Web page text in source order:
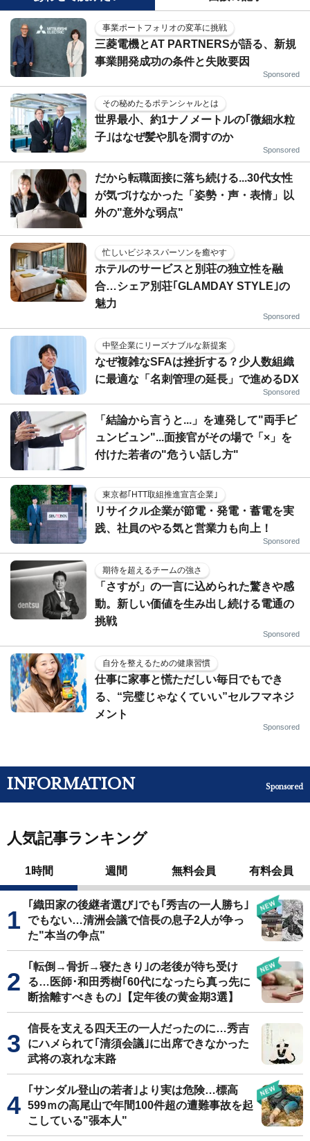
事業ポートフォリオの変革に挑戦
三菱電機とAT PARTNERSが語る、新規
事業開発成功の条件と失敗要因
Sponsored
その秘めたるポテンシャルとは
世界最小、約1ナノメートルの｢微細水粒
子｣はなぜ髪や肌を潤すのか
Sponsored
だから転職面接に落ち続ける...30代女性
が気づけなかった「姿勢・声・表情」以
外の"意外な弱点"
忙しいビジネスパーソンを癒やす
ホテルのサービスと別荘の独立性を融
合…シェア別荘｢GLAMDAY STYLE｣の
魅力
Sponsored
中堅企業にリーズナブルな新提案
なぜ複雑なSFAは挫折する？少人数組織
に最適な「名刺管理の延長」で進めるDX
Sponsored
「結論から言うと...」を連発して"両手ビ
ュンビュン"...面接官がその場で「×」を
付けた若者の"危うい話し方"
東京都｢HTT取組推進宣言企業｣
リサイクル企業が節電・発電・蓄電を実
践、社員のやる気と営業力も向上！
Sponsored
期待を超えるチームの強さ
「さすが」の一言に込められた驚きや感
動。新しい価値を生み出し続ける電通の
挑戦
Sponsored
自分を整えるための健康習慣
仕事に家事と慌ただしい毎日でもでき
る、“完璧じゃなくていい”セルフマネジ
メント
Sponsored
INFORMATION Sponsored
人気記事ランキング
1時間 週間 無料会員 有料会員
｢織田家の後継者選び｣でも｢秀吉の一人勝ち｣
でもない…清洲会議で信長の息子2人が争っ
た"本当の争点"
｢転倒→骨折→寝たきり｣の老後が待ち受け
る…医師･和田秀樹｢60代になったら真っ先に
断捨離すべきもの｣【定年後の黄金期3選】
信長を支える四天王の一人だったのに…秀吉
にハメられて｢清須会議｣に出席できなかった
武将の哀れな末路
｢サンダル登山の若者｣より実は危険…標高
599ｍの高尾山で年間100件超の遭難事故を起
こしている"張本人"